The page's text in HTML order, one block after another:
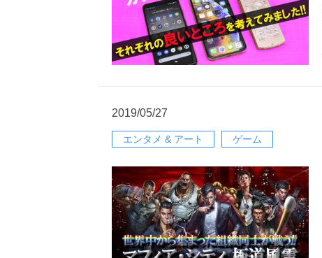
2019/05/27
エンタメ & アート ゲーム